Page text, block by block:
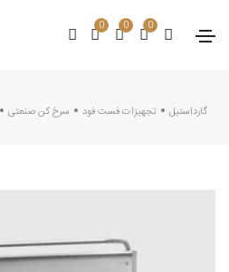
0 0 0
گارداستیل تجهیزات فست فود سرخ کن صنعتی